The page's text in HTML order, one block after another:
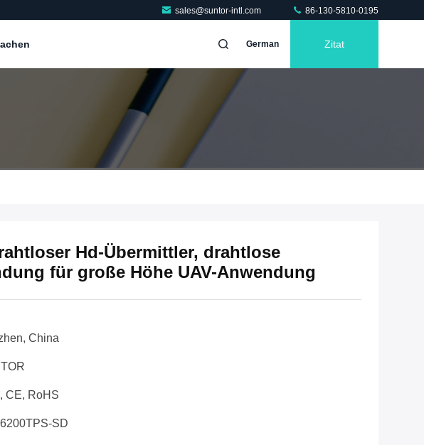
sales@suntor-intl.com 86-130-5810-0195
German Zitat
Hd-Übermittler, drahtlose
für große Höhe UAV-Anwendung
China
CE, RoHS
SD